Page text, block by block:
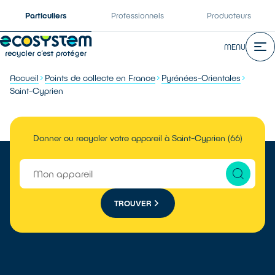
Particuliers Professionnels Producteurs
MENU
Accueil Points de collecte en France
Pyrénées-Orientales
Saint-Cyprien
Donner ou recycler votre appareil à Saint-Cyprien (66)
TROUVER